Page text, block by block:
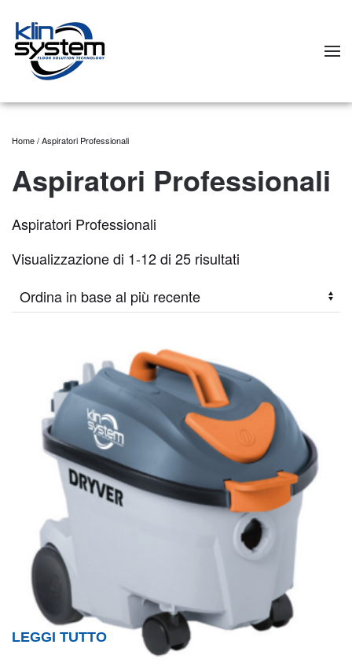
Skip to main content
Home/ Aspiratori Professionali
Aspiratori Professionali
Aspiratori Professionali
Visualizzazione di 1-12 di 25 risultati
LEGGI TUTTO